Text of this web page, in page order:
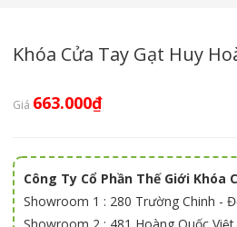
Khóa Cửa Tay Gạt Huy
Giá 663.000₫
Công Ty Cổ Phần Thế Giới Khóa
Showroom 1 : 280 Trường Chinh -